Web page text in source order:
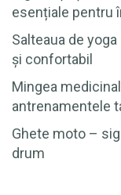
esențiale pentru
Salteaua de
și confortabil
Mingea
antrenamentele
Ghete moto –
drum